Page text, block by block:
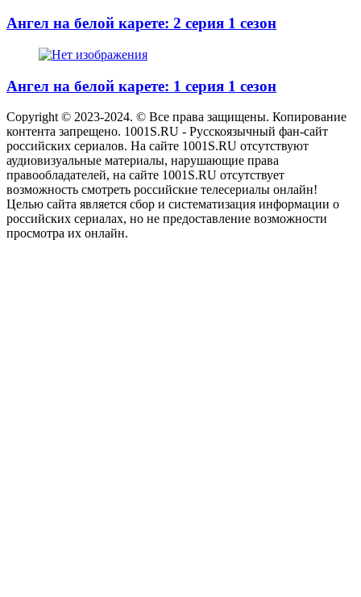
Ангел на белой карете: 2 серия 1 сезон
Ангел на белой карете: 1 серия 1 сезон
Copyright © 2023-2024. © Все права защищены. Копирование
контента запрещено. 1001S.RU - Русскоязычный фан-сайт
российских сериалов. На сайте 1001S.RU отсутствуют
аудиовизуальные материалы, нарушающие права
правообладателей, на сайте 1001S.RU отсутствует
возможность смотреть российские телесериалы онлайн!
Целью сайта является сбор и систематизация информации о
российских сериалах, но не предоставление возможности
просмотра их онлайн.